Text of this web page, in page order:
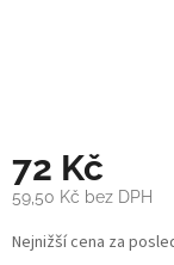
72 Kč
59,50 Kč bez DPH
Měrná
cena:
Nejnižší cena za